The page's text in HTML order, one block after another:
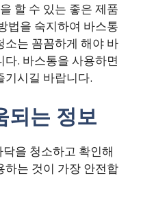
할 수 있는 좋은 제품
법을 숙지하여 바스통
소는 꼼꼼하게 해야 바
. 바스통을 사용하면
기시길 바랍니다.
되는 정보
을 청소하고 확인해
하는 것이 가장 안전합